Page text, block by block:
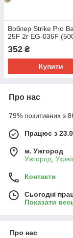
Воблер Strike Pro
25F 2г EG-036F
352 ₴
Купити
Про нас
79% позитивних з 86
Працює з
м. Ужгород
Ужгород,
Контакти
Сьогодні
Показати
Про нас